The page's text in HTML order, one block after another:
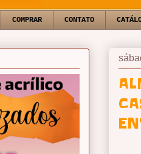
COMPRAR CONTATO